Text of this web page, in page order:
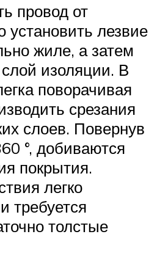
провод от
установить лезвие
жиле, а затем
слой изоляции. В
поворачивая
срезания
слоев. Повернув
°, добиваются
покрытия.
легко
требуется
толстые